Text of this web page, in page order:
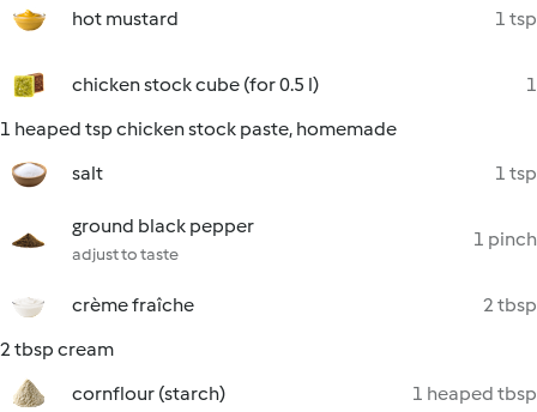
hot mustard 1 tsp
chicken stock cube (for 0.5 l)
1
1 heaped tsp chicken stock paste, homemade
salt
1 tsp
ground black pepper
adjust to taste
1 pinch
crème fraîche
2 tbsp
2 tbsp cream
cornflour (starch)
1 heaped tbsp